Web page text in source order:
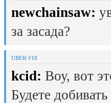
newchainsaw:
за засада?
UBER #18
kcid: Воу, вот
Будете